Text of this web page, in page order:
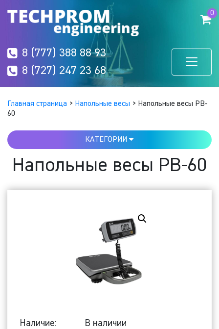
0
8 (777) 388 88 93
8 (727) 247 23 68
Главная страница > Напольные весы > Напольные весы PB-
60
КАТЕГОРИИ
Напольные весы PB-60
Наличие:
В наличии